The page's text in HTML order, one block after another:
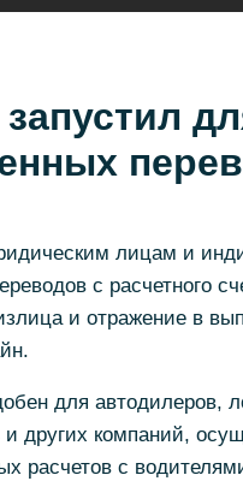
лицам и
с расчетного
и отражение в
для автодилеров,
других компаний,
расчетов с